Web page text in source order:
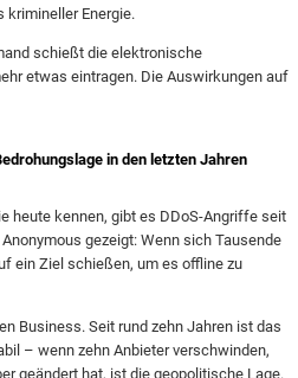
krimineller Energie.
schießt die elektronische
etwas eintragen. Die Auswirkungen auf
in den letzten Jahren
heute kennen, gibt es DDoS-Angriffe seit
gezeigt: Wenn sich Tausende
ein Ziel schießen, um es offline zu
Business. Seit rund zehn Jahren ist das
– wenn zehn Anbieter verschwinden,
geändert hat, ist die geopolitische Lage.